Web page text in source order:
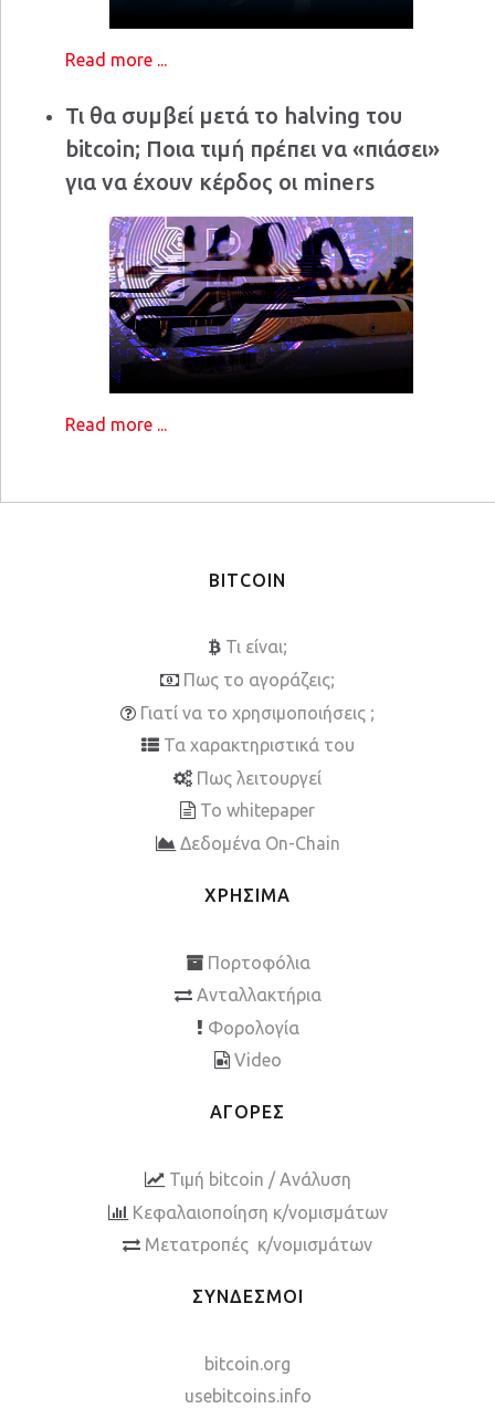
Read more ...
Τι θα συμβεί μετά το halving του
bitcoin; Ποια τιμή πρέπει να «πιάσει»
για να έχουν κέρδος οι miners
Read more ...
BITCOIN
Τι είναι;
Πως το αγοράζεις;
Γιατί να το χρησιμοποιήσεις ;
Τα χαρακτηριστικά του
Πως λειτουργεί
To whitepaper
Δεδομένα On-Chain
ΧΡΗΣΙΜΑ
Πορτοφόλια
Ανταλλακτήρια
Φορολογία
Video
ΑΓΟΡΕΣ
Τιμή bitcoin / Ανάλυση
Κεφαλαιοποίηση κ/νομισμάτων
Μετατροπές κ/νομισμάτων
ΣΥΝΔΕΣΜΟΙ
bitcoin.org
usebitcoins.info